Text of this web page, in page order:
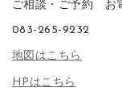
ご相談・ご予約 お
083-265-9232
地図はこちら
HPはこちら